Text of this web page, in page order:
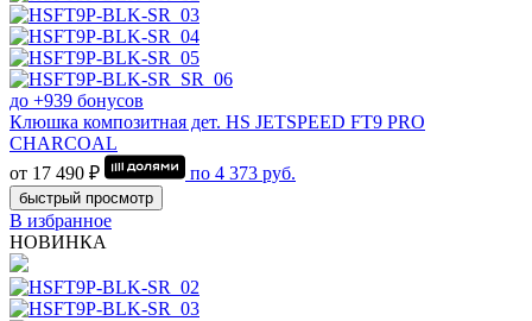
до +939 бонусов
Клюшка композитная дет. HS JETSPEED FT9 PRO
CHARCOAL
от 17 490 ₽
по 4 373 руб.
быстрый просмотр
В избранное
НОВИНКА